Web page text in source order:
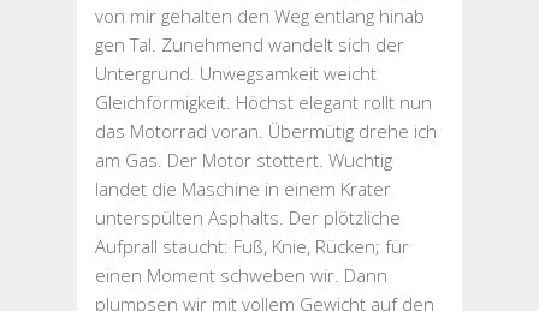
von mir gehalten den Weg entlang hinab
gen Tal. Zunehmend wandelt sich der
Untergrund. Unwegsamkeit weicht
Gleichförmigkeit. Höchst elegant rollt nun
das Motorrad voran. Übermütig drehe ich
am Gas. Der Motor stottert. Wuchtig
landet die Maschine in einem Krater
unterspülten Asphalts. Der plötzliche
Aufprall staucht: Fuß, Knie, Rücken; für
einen Moment schweben wir. Dann
plumpsen wir mit vollem Gewicht auf den